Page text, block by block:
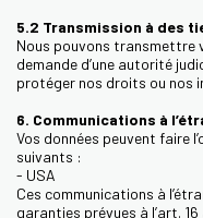
5.2 Transmission à des
Nous pouvons transmettre
demande d’une autorité
protéger nos droits ou nos
6. Communications à
Vos données peuvent faire
suivants :
- USA
Ces communications à
garanties prévues à l’art.